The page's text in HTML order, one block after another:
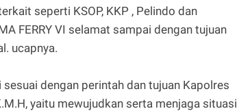
seperti KSOP, KKP , Pelindo dan
FERRY VI selamat sampai dengan tujuan
ucapnya.
dengan perintah dan tujuan Kapolres
yaitu mewujudkan serta menjaga situasi